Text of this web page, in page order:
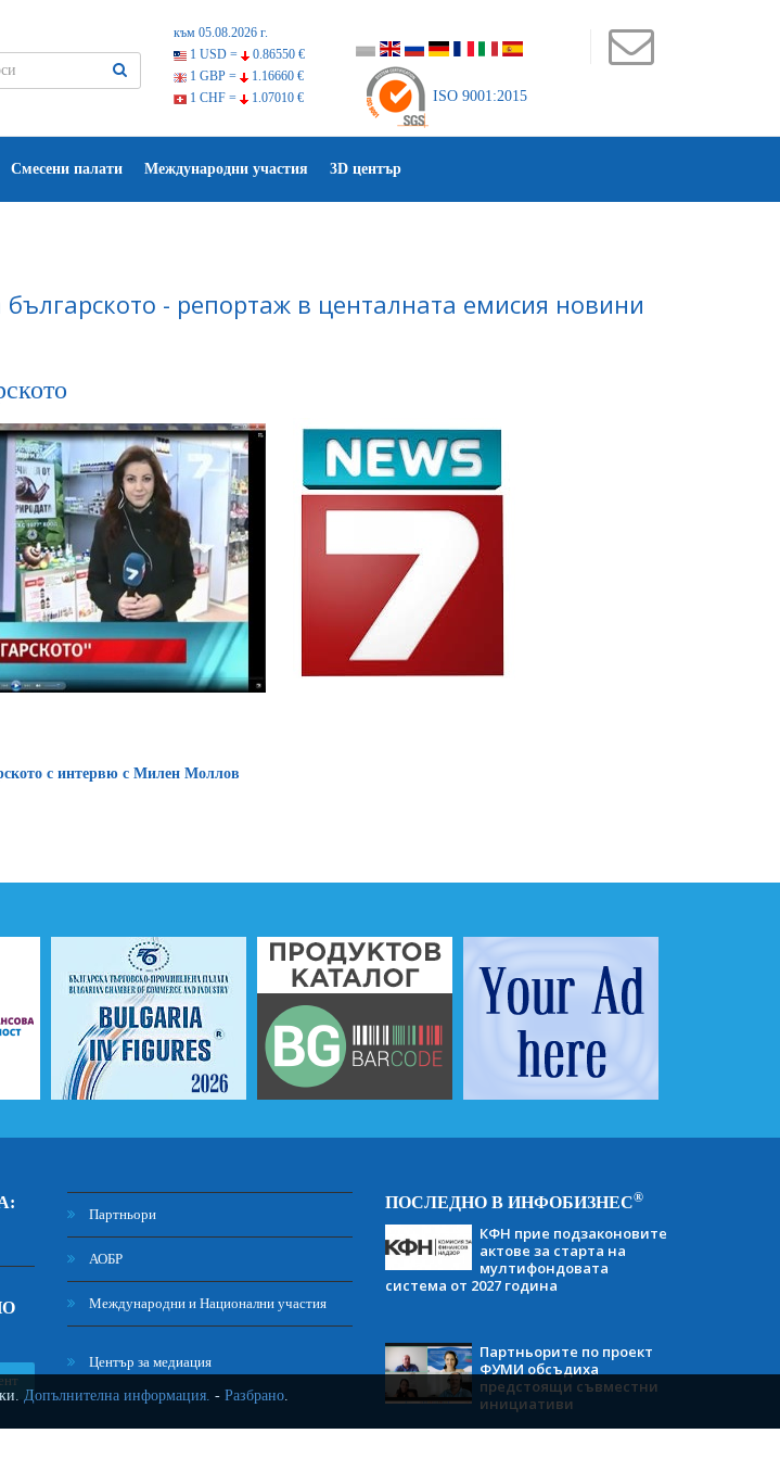
Допълнителна информация. - Разбрано.
към 05.08.2026 г.
1 USD =
0.86550 €
1 GBP =
1.16660 €
1 CHF =
1.07010 € ISO 9001:2015
Смесени палати Международни участия 3D център
българското - репортаж в центалната емисия новини
с интервю с Милен Моллов
Партньори
АОБР
Международни и Национални участия
Център за медиация
ПОСЛЕДНО В ИНФОБИЗНЕС®
КФН прие подзаконовите
актове за старта на
мултифондовата
система от 2027 година
Партньорите по проект
ФУМИ обсъдиха
предстоящи съвместни
инициативи